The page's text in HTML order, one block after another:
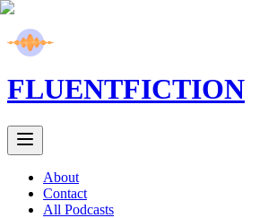
FLUENTFICTION
About
Contact
All Podcasts